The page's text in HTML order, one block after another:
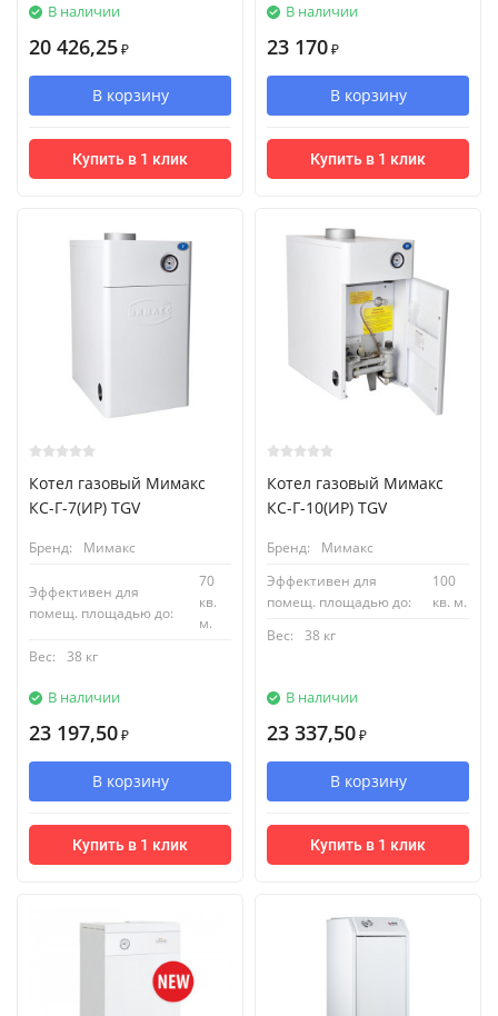
В наличии
20 426,25 ₽
В корзину
Купить в 1 клик
В наличии
23 170 ₽
В корзину
Купить в 1 клик
Котел газовый Мимакс
КС-Г-7(ИР) TGV
Бренд: Мимакс
Эффективен для
помещ. площадью до:
70
кв.
м.
Вес:
38 кг
В наличии
23 197,50 ₽
В корзину
Купить в 1 клик
Котел газовый Мимакс
КС-Г-10(ИР) TGV
Бренд:
Мимакс
Эффективен для
помещ. площадью до:
100
кв. м.
Вес:
38 кг
В наличии
23 337,50 ₽
В корзину
Купить в 1 клик